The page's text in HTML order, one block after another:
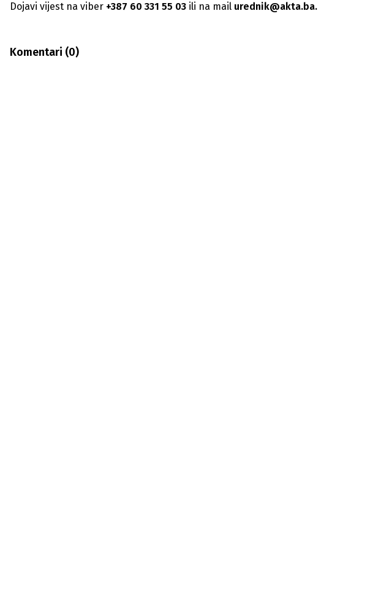
Dojavi vijest na viber +387 60 331 55 03 ili na mail urednik@akta.ba.
Komentari (0)